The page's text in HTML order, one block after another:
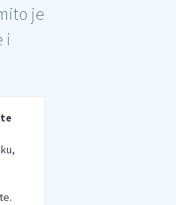
je
i